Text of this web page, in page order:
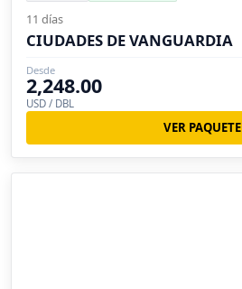
11 días
CIUDADES DE VANGUARDIA
Desde
2,248.00
USD / DBL
VER PAQUETE